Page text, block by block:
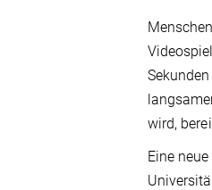
wird,
Eine